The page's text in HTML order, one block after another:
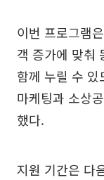
이번 프로그램
객 증가에 맞춰
함께 누릴 수
마케팅과 소상
했다.
지원 기간은 다